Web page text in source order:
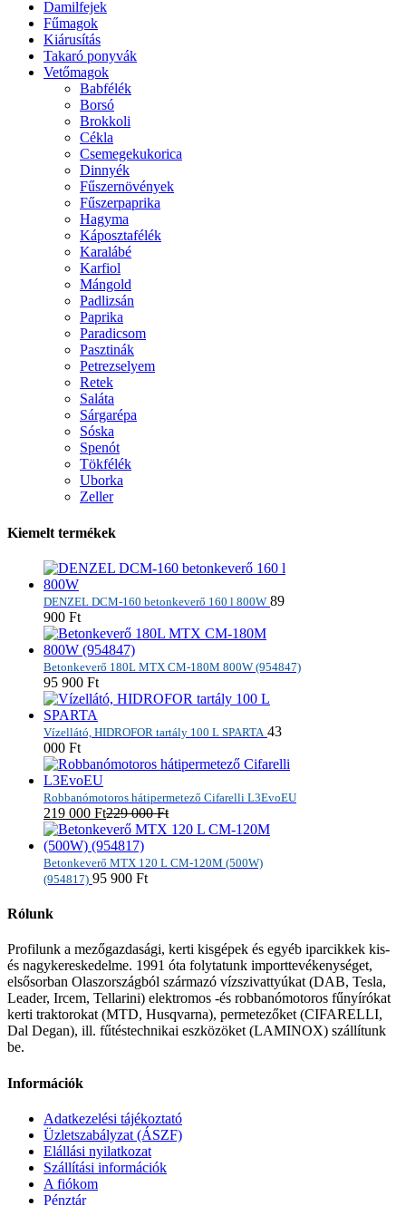
Damilfejek
Fűmagok
Kiárusítás
Takaró ponyvák
Vetőmagok
Babfélék
Borsó
Brokkoli
Cékla
Csemegekukorica
Dinnyék
Fűszernövények
Fűszerpaprika
Hagyma
Káposztafélék
Karalábé
Karfiol
Mángold
Padlizsán
Paprika
Paradicsom
Pasztinák
Petrezselyem
Retek
Saláta
Sárgarépa
Sóska
Spenót
Tökfélék
Uborka
Zeller
Kiemelt termékek
DENZEL DCM-160 betonkeverő 160 l 800W 89
900 Ft
Betonkeverő 180L MTX CM-180M 800W (954847)
95 900 Ft
Vízellátó, HIDROFOR tartály 100 L SPARTA 43
000 Ft
Robbanómotoros hátipermetező Cifarelli L3EvoEU
219 000 Ft229 000Ft
Betonkeverő MTX 120 L CM-120M (500W)
(954817) 95 900 Ft
Rólunk
Profilunk a mezőgazdasági, kerti kisgépek és egyéb iparcikkek kis-
és nagykereskedelme. 1991 óta folytatunk importtevékenységet,
elsősorban Olaszországból származó vízszivattyúkat (DAB, Tesla,
Leader, Ircem, Tellarini) elektromos -és robbanómotoros fűnyírókat
kerti traktorokat (MTD, Husqvarna), permetezőket (CIFARELLI,
Dal Degan), ill. fűtéstechnikai eszközöket (LAMINOX) szállítunk
be.
Információk
Adatkezelési tájékoztató
Üzletszabályzat (ÁSZF)
Elállási nyilatkozat
Szállítási információk
A fiókom
Pénztár